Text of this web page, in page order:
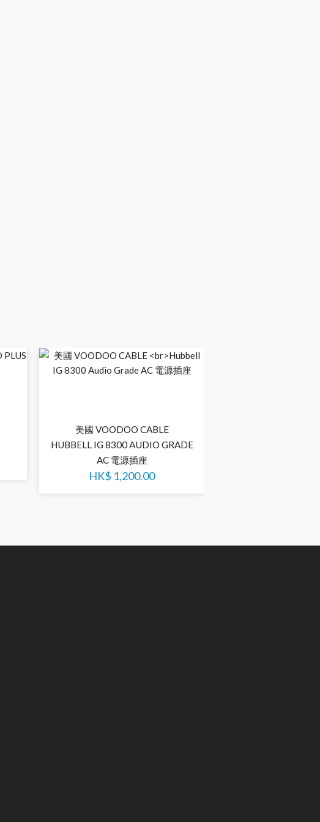
美國 VOODOO CABLE
HUBBELL IG 8300 AUDIO GRADE
AC​​​​​​​ 電源插座
HK$ 1,200.00